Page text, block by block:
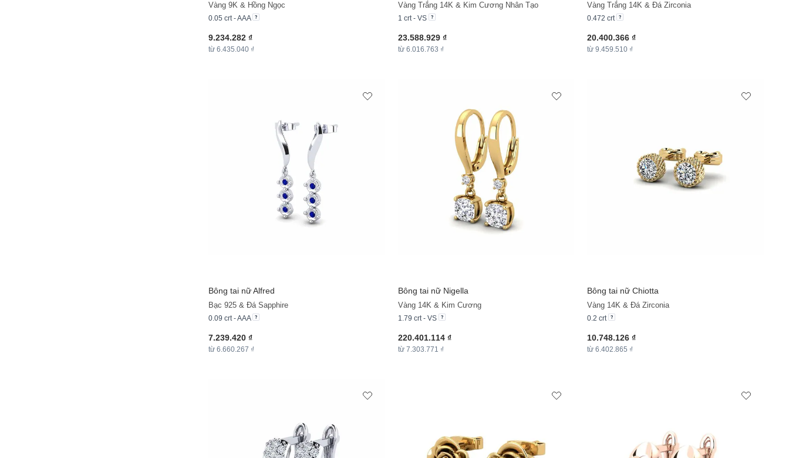
Vàng 9K & Hồng Ngọc
0.05 crt - AAA
9.234.282 ₫
từ 6.435.040 ₫
Vàng Trắng 14K & Kim Cương Nhân Tạo
1 crt - VS
23.588.929 ₫
từ 6.016.763 ₫
Vàng Trắng 14K & Đá Zirconia
0.472 crt
20.400.366 ₫
từ 9.459.510 ₫
Bông tai nữ Alfred
Bạc 925 & Đá Sapphire
0.09 crt - AAA
7.239.420 ₫
từ 6.660.267 ₫
Bông tai nữ Nigella
Vàng 14K & Kim Cương
1.79 crt - VS
220.401.114 ₫
từ 7.303.771 ₫
Bông tai nữ Chiotta
Vàng 14K & Đá Zirconia
0.2 crt
10.748.126 ₫
từ 6.402.865 ₫